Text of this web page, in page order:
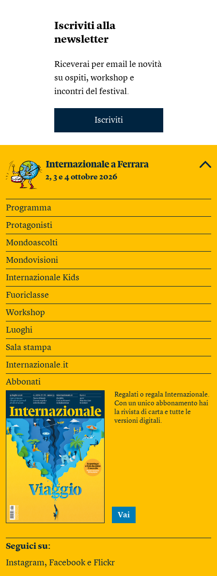
Iscriviti alla
newsletter
Riceverai per email le novità
su ospiti, workshop e
incontri del festival.
Iscriviti
2, 3 e 4 ottobre 2026
Programma
Protagonisti
Mondoascolti
Mondovisioni
Internazionale Kids
Fuoriclasse
Workshop
Luoghi
Sala stampa
Internazionale.it
Abbonati
Regalati o regala Internazionale.
Con un unico abbonamento hai
la rivista di carta e tutte le
versioni digitali.
Vai
Seguici su:
Instagram, Facebook e Flickr